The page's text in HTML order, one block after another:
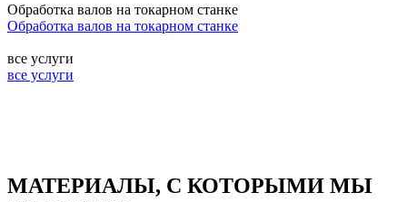
Обработка валов на токарном станке
Обработка валов на токарном станке
все услуги
все услуги
МАТЕРИАЛЫ, С КОТОРЫМИ МЫ